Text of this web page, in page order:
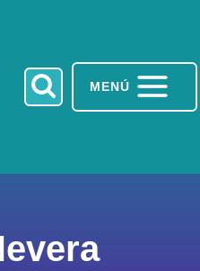
MENÚ